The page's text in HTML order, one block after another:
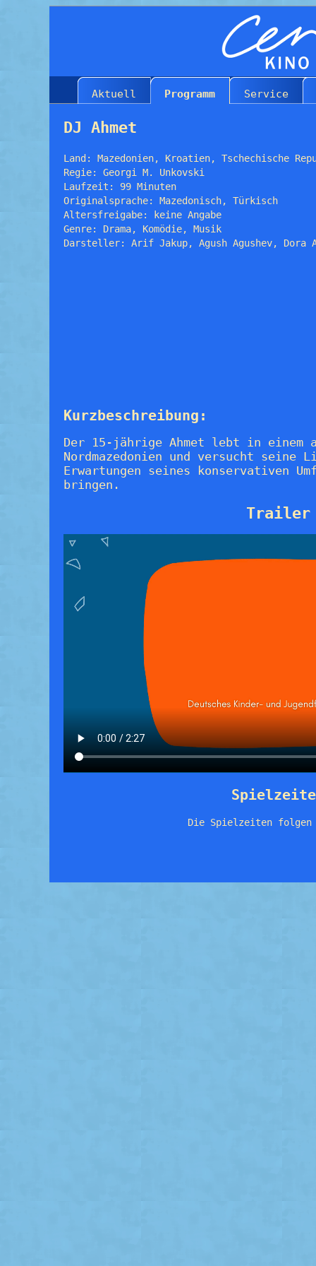
Aktuell Programm Service
DJ Ahmet
Land: Mazedonien, Kroatien, Tschechische
Regie: Georgi M. Unkovski
Laufzeit: 99 Minuten
Originalsprache: Mazedonisch, Türkisch
Altersfreigabe: keine Angabe
Genre: Drama, Komödie, Musik
Darsteller: Arif Jakup, Agush Agushev, Dora
Kurzbeschreibung:
Der 15-jährige Ahmet lebt in einem
Nordmazedonien und versucht seine
Erwartungen seines konservativen
bringen.
Trailer
Die Spielzeiten